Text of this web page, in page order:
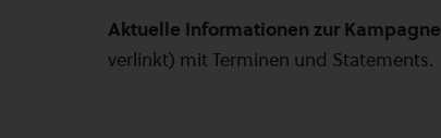
Aktuelle Informationen zur Kampagne
verlinkt) mit Terminen und Statements.